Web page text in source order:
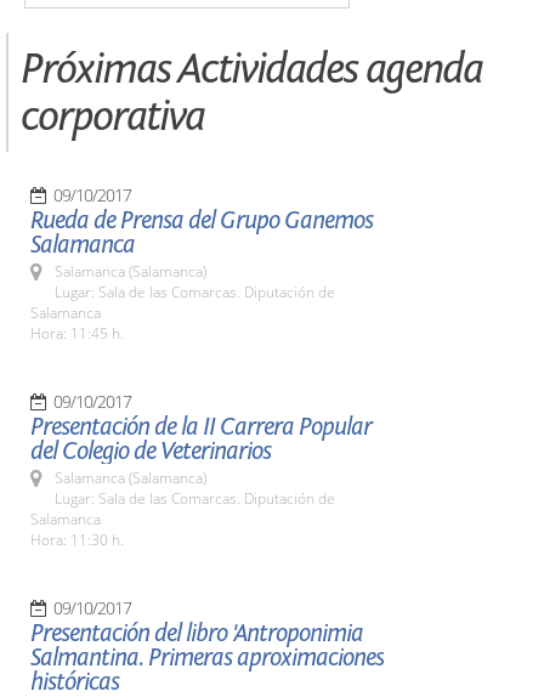
Próximas Actividades agenda
corporativa
09/10/2017
Rueda de Prensa del Grupo Ganemos
Salamanca
Salamanca (Salamanca)
Lugar: Sala de las Comarcas. Diputación de
Salamanca
Hora: 11:45 h.
09/10/2017
Presentación de la II Carrera Popular
del Colegio de Veterinarios
Salamanca (Salamanca)
Lugar: Sala de las Comarcas. Diputación de
Salamanca
Hora: 11:30 h.
09/10/2017
Presentación del libro 'Antroponimia
Salmantina. Primeras aproximaciones
históricas